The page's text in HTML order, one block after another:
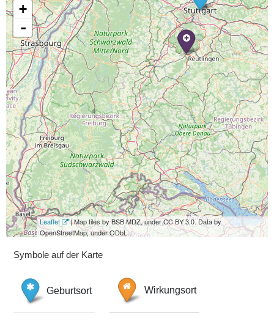
+
-
Leaflet
| Map tiles by BSB MDZ, under CC BY 3.0. Data by
OpenStreetMap, under ODbL.
Symbole auf der Karte
Geburtsort Wirkungsort